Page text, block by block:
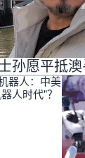
孙愿平抵
器人：中美
人时代”？